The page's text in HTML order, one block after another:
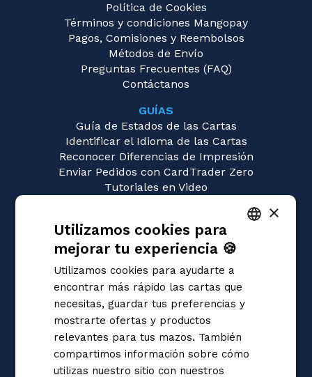
Política de Cookies
Términos y condiciones Mangopay
Pagos, Comisiones y Reembolsos
Métodos de Envío
Preguntas Frecuentes (FAQ)
Contáctanos
GUÍAS
Guía de Estados de las Cartas
Identificar el Idioma de las Cartas
Reconocer Diferencias de Impresión
Enviar Pedidos con CardTrader Zero
Tutoriales en Video
Magic: the Gathering
Pokémon
Yu-Gi-Oh!
Flesh and Blood
Digimon
One Piece
Dragon Ball Super
Cardfight!! Vanguard
Disney Lorcana
Star Wars Unlimited
ITALIAN
×
Utilizamos cookies para
mejorar tu experiencia 🍪
Utilizamos cookies para ayudarte a
encontrar más rápido las cartas que
necesitas, guardar tus preferencias y
mostrarte ofertas y productos
relevantes para tus mazos. También
compartimos información sobre cómo
utilizas nuestro sitio con nuestros